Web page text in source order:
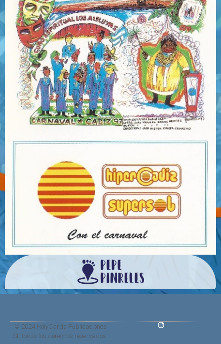
© 2024 HolyCards Publicaciones
SL todos los derechos reservados.